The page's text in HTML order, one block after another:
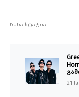
წინა სტატია
21